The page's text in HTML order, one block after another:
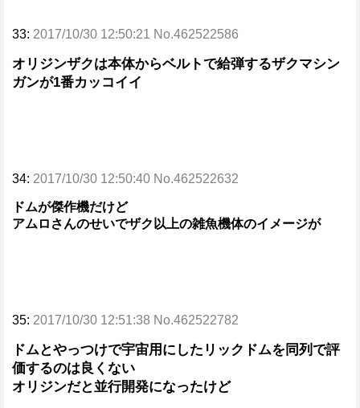
33: 2017/10/30 12:50:21 No.462522586
オリジンザクは本体からベルトで給弾するザクマシン
ガンが1番カッコイイ
34: 2017/10/30 12:50:40 No.462522632
ドムが傑作機だけど
アムロさんのせいでザク以上の雑魚機体のイメージが
35: 2017/10/30 12:51:38 No.462522782
ドムとやっつけで宇宙用にしたリックドムを同列で評
価するのは良くない
オリジンだと並行開発になったけど